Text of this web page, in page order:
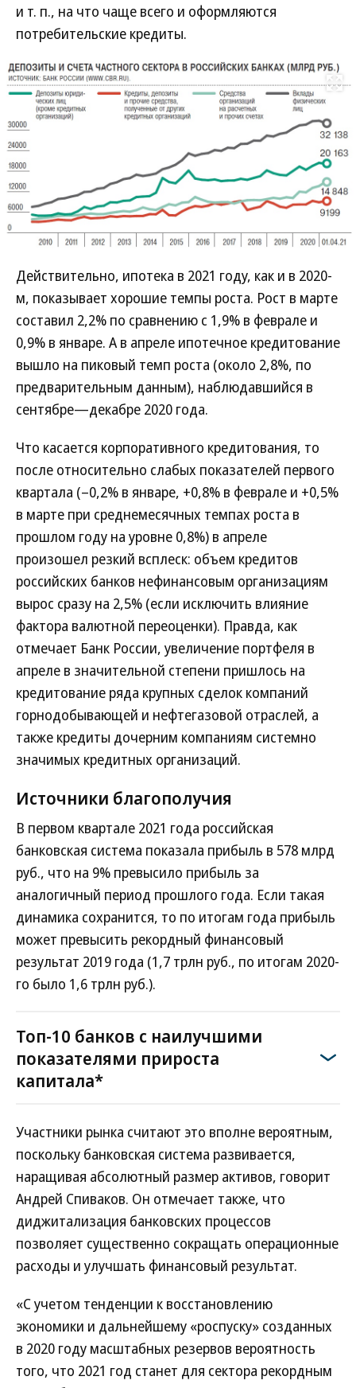
и т. п., на что чаще всего и оформляются
потребительские кредиты.
Развернуть
Действительно, ипотека в 2021 году, как и в 2020-
м, показывает хорошие темпы роста. Рост в марте
составил 2,2% по сравнению с 1,9% в феврале и
0,9% в январе. А в апреле ипотечное кредитование
вышло на пиковый темп роста (около 2,8%, по
предварительным данным), наблюдавшийся в
сентябре—декабре 2020 года.
Что касается корпоративного кредитования, то
после относительно слабых показателей первого
квартала (–0,2% в январе, +0,8% в феврале и +0,5%
в марте при среднемесячных темпах роста в
прошлом году на уровне 0,8%) в апреле
произошел резкий всплеск: объем кредитов
российских банков нефинансовым организациям
вырос сразу на 2,5% (если исключить влияние
фактора валютной переоценки). Правда, как
отмечает Банк России, увеличение портфеля в
апреле в значительной степени пришлось на
кредитование ряда крупных сделок компаний
горнодобывающей и нефтегазовой отраслей, а
также кредиты дочерним компаниям системно
значимых кредитных организаций.
Источники благополучия
В первом квартале 2021 года российская
банковская система показала прибыль в 578 млрд
руб., что на 9% превысило прибыль за
аналогичный период прошлого года. Если такая
динамика сохранится, то по итогам года прибыль
может превысить рекордный финансовый
результат 2019 года (1,7 трлн руб., по итогам 2020-
го было 1,6 трлн руб.).
Топ-10 банков с наилучшими
показателями прироста
капитала*
Участники рынка считают это вполне вероятным,
поскольку банковская система развивается,
наращивая абсолютный размер активов, говорит
Андрей Спиваков. Он отмечает также, что
диджитализация банковских процессов
позволяет существенно сокращать операционные
расходы и улучшать финансовый результат.
«С учетом тенденции к восстановлению
экономики и дальнейшему «роспуску» созданных
в 2020 году масштабных резервов вероятность
того, что 2021 год станет для сектора рекордным